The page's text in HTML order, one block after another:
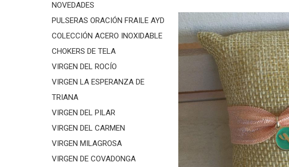
NOVEDADES
PULSERAS ORACIÓN FRAILE AYD
COLECCIÓN ACERO INOXIDABLE
CHOKERS DE TELA
VIRGEN DEL ROCÍO
VIRGEN LA ESPERANZA DE
TRIANA
VIRGEN DEL PILAR
VIRGEN DEL CARMEN
VIRGEN MILAGROSA
VIRGEN DE COVADONGA